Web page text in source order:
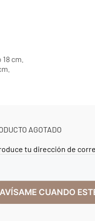
cm.
AGOTADO
tu dirección de